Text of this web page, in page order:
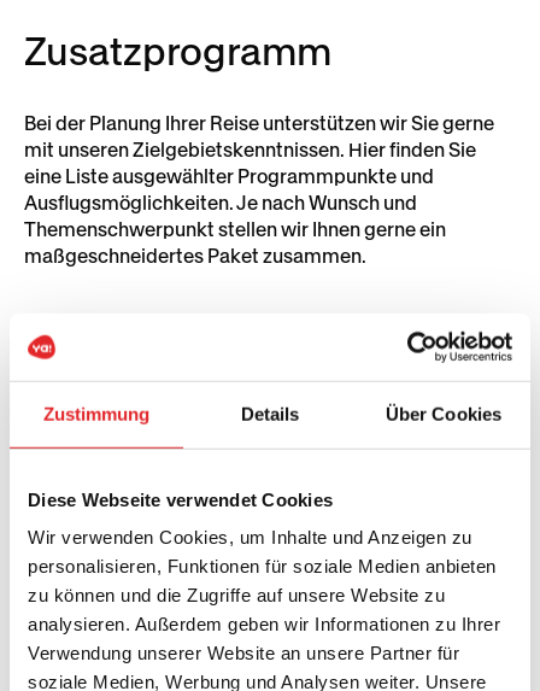
Zustimmung Details Über Cookies
Diese Webseite verwendet Cookies
Wir verwenden Cookies, um Inhalte und Anzeigen zu
personalisieren, Funktionen für soziale Medien anbieten
zu können und die Zugriffe auf unsere Website zu
analysieren. Außerdem geben wir Informationen zu Ihrer
Verwendung unserer Website an unsere Partner für
soziale Medien, Werbung und Analysen weiter. Unsere
Zusatzprogramm
Bei der Planung Ihrer Reise unterstützen wir Sie gerne
mit unseren Zielgebietskenntnissen. Hier finden Sie
eine Liste ausgewählter Programmpunkte und
Ausflugsmöglichkeiten. Je nach Wunsch und
Themenschwerpunkt stellen wir Ihnen gerne ein
maßgeschneidertes Paket zusammen.